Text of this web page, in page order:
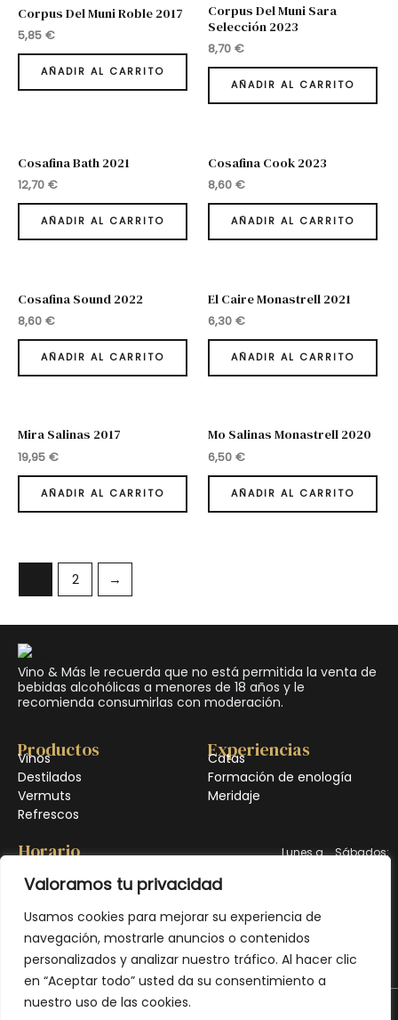
Valoramos tu privacidad
Usamos cookies para mejorar su experiencia de
navegación, mostrarle anuncios o contenidos
personalizados y analizar nuestro tráfico. Al hacer clic
en “Aceptar todo” usted da su consentimiento a
nuestro uso de las cookies.
Corpus Del Muni Roble 2017
5,85 €
AÑADIR AL CARRITO
Corpus Del Muni Sara
Selección 2023
8,70 €
AÑADIR AL CARRITO
Cosafina Bath 2021
12,70 €
AÑADIR AL CARRITO
Cosafina Cook 2023
8,60 €
AÑADIR AL CARRITO
Cosafina Sound 2022
8,60 €
AÑADIR AL CARRITO
El Caire Monastrell 2021
6,30 €
AÑADIR AL CARRITO
Mira Salinas 2017
19,95 €
AÑADIR AL CARRITO
Mo Salinas Monastrell 2020
6,50 €
AÑADIR AL CARRITO
2 →
Vino & Más le recuerda que no está permitida la venta de
bebidas alcohólicas a menores de 18 años y le
recomienda consumirlas con moderación.
Productos
Vinos
Destilados
Vermuts
Refrescos
Experiencias
Catas
Formación de enología
Meridaje
Horario
Lunes a
14:00 &
17:30–
20:30
Sábados: